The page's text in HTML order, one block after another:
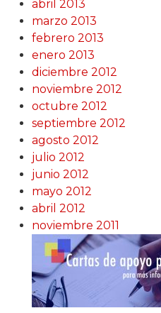
abril 2013
marzo 2013
febrero 2013
enero 2013
diciembre 2012
noviembre 2012
octubre 2012
septiembre 2012
agosto 2012
julio 2012
junio 2012
mayo 2012
abril 2012
noviembre 2011